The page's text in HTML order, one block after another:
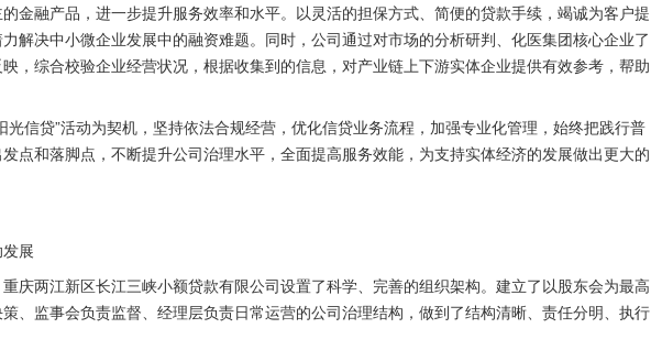
金融产品，进一步提升服务效率和水平。以灵活的担保方式、简便的贷款手续，竭诚为客户提
解决中小微企业发展中的融资难题。同时，公司通过对市场的分析研判、化医集团核心企业了
，综合校验企业经营状况，根据收集到的信息，对产业链上下游实体企业提供有效参考，帮助
光信贷”活动为契机，坚持依法合规经营，优化信贷业务流程，加强专业化管理，始终把践行普
点和落脚点，不断提升公司治理水平，全面提高服务效能，为支持实体经济的发展做出更大的
展
庆两江新区长江三峡小额贷款有限公司设置了科学、完善的组织架构。建立了以股东会为最高
、监事会负责监督、经理层负责日常运营的公司治理结构，做到了结构清晰、责任分明、执行